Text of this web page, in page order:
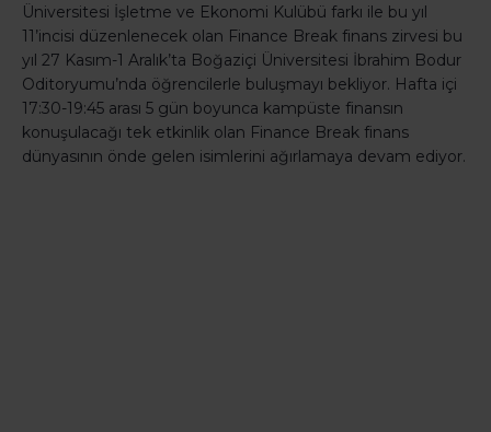
Üniversitesi İşletme ve Ekonomi Kulübü farkı ile bu yıl
11’incisi düzenlenecek olan Finance Break finans zirvesi bu
yıl 27 Kasım-1 Aralık’ta Boğaziçi Üniversitesi İbrahim Bodur
Oditoryumu’nda öğrencilerle buluşmayı bekliyor. Hafta içi
17:30-19:45 arası 5 gün boyunca kampüste finansın
konuşulacağı tek etkinlik olan Finance Break finans
dünyasının önde gelen isimlerini ağırlamaya devam ediyor.